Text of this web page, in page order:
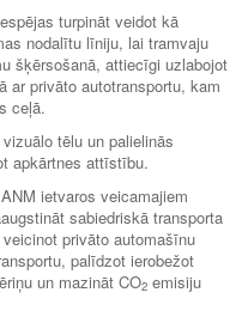
turpināt veidot kā
nodalītu līniju, lai tramvaju
šķērsošanā, attiecīgi uzlabojot
ar privāto autotransportu, kam
ceļā.
tēlu un palielinās
apkārtnes attīstību.
ietvaros veicamajiem
sabiedriskā transporta
privāto automašīnu
palīdzot ierobežot
un mazināt CO2 emisiju